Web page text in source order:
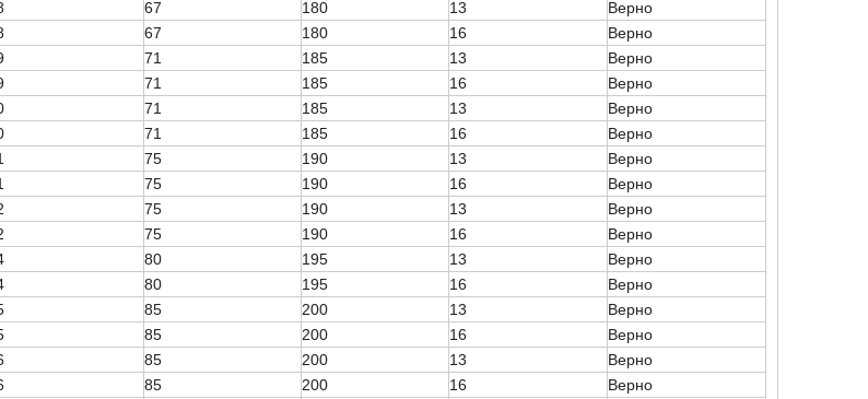
67 180 13
Верно
67 180 16
Верно
71 185 13
Верно
71 185 16
Верно
71 185 13
Верно
71 185 16
Верно
75 190 13
Верно
75 190 16
Верно
75 190 13
Верно
75 190 16
Верно
80 195 13
Верно
80 195 16
Верно
85 200 13
Верно
85 200 16
Верно
85 200 13
Верно
85 200 16
Верно